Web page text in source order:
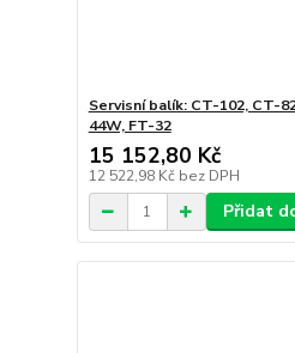
Servisní balík: CT-102, CT-
44W, FT-32
15 152,80 Kč
12 522,98 Kč bez DPH
Přidat